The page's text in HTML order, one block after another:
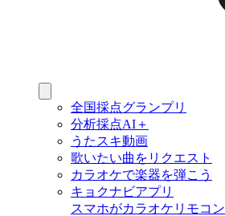
全国採点グランプリ
分析採点AI＋
うたスキ動画
歌いたい曲をリクエスト
カラオケで楽器を弾こう
キョクナビアプリ
スマホがカラオケリモコン